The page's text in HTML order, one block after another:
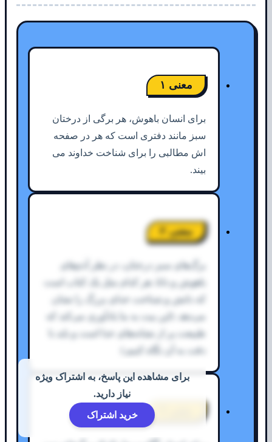
معنی ۱
برای انسان باهوش، هر برگی از درختان
سبز مانند دفتری است که هر در صفحه
اش مطالبی را برای شناخت خداوند می
بیند.
معنی ۲
برگ‌های سبز درختان، در نظر آدم‌های
باهوش و دانا، هر کدام مثل یک کتاب است
که دانش و شناخت خدای بزرگ را نشان
می‌دهد. (این بیت به ما یادآوری می‌کند که
طبیعت پر از نشانه‌های خدا است و باید با
دقت به آن نگاه کنیم.)
برای مشاهده این پاسخ، به اشتراک ویژه
نیاز دارید.
خرید اشتراک